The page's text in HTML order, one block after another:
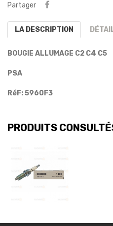
Partager
LA DESCRIPTION
BOUGIE ALLUMAGE C2 C4 C5
PSA
RéF: 5960F3
PRODUITS